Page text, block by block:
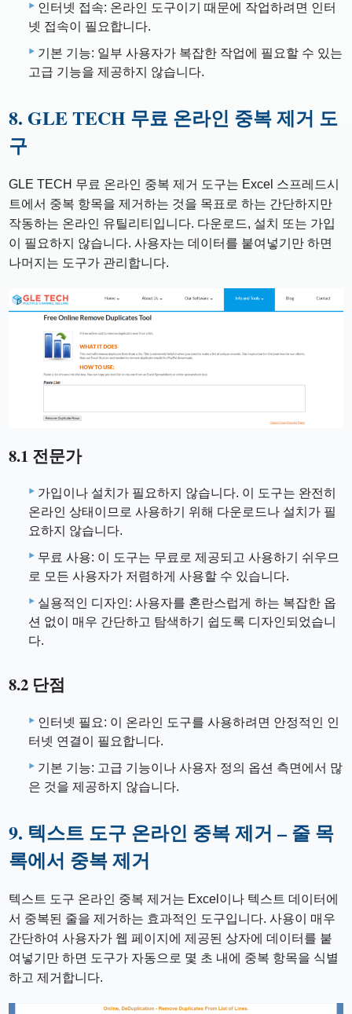
인터넷 접속: 온라인 도구이기 때문에 작업하려면 인터
넷 접속이 필요합니다.
기본 기능: 일부 사용자가 복잡한 작업에 필요할 수 있는
고급 기능을 제공하지 않습니다.
8. GLE TECH 무료 온라인 중복 제거 도
구
GLE TECH 무료 온라인 중복 제거 도구는 Excel 스프레드시
트에서 중복 항목을 제거하는 것을 목표로 하는 간단하지만
작동하는 온라인 유틸리티입니다. 다운로드, 설치 또는 가입
이 필요하지 않습니다. 사용자는 데이터를 붙여넣기만 하면
나머지는 도구가 관리합니다.
8.1 전문가
가입이나 설치가 필요하지 않습니다. 이 도구는 완전히
온라인 상태이므로 사용하기 위해 다운로드나 설치가 필
요하지 않습니다.
무료 사용: 이 도구는 무료로 제공되고 사용하기 쉬우므
로 모든 사용자가 저렴하게 사용할 수 있습니다.
실용적인 디자인: 사용자를 혼란스럽게 하는 복잡한 옵
션 없이 매우 간단하고 탐색하기 쉽도록 디자인되었습니
다.
8.2 단점
인터넷 필요: 이 온라인 도구를 사용하려면 안정적인 인
터넷 연결이 필요합니다.
기본 기능: 고급 기능이나 사용자 정의 옵션 측면에서 많
은 것을 제공하지 않습니다.
9. 텍스트 도구 온라인 중복 제거 – 줄 목
록에서 중복 제거
텍스트 도구 온라인 중복 제거는 Excel이나 텍스트 데이터에
서 중복된 줄을 제거하는 효과적인 도구입니다. 사용이 매우
간단하여 사용자가 웹 페이지에 제공된 상자에 데이터를 붙
여넣기만 하면 도구가 자동으로 몇 초 내에 중복 항목을 식별
하고 제거합니다.